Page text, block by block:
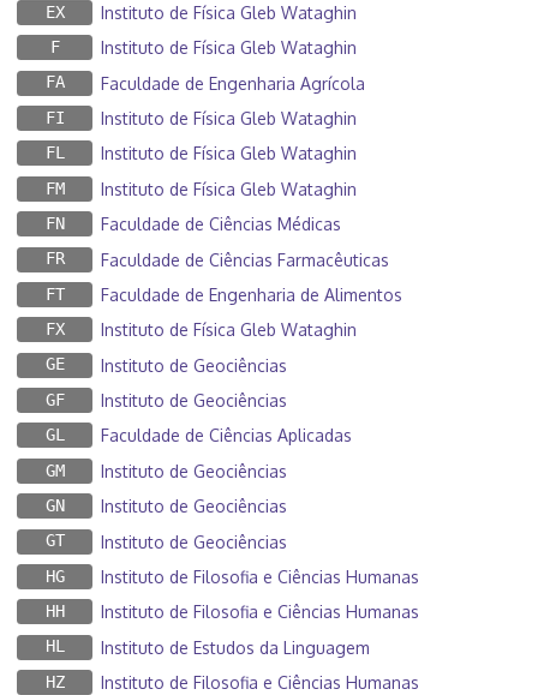
EX Instituto de Física Gleb Wataghin
F Instituto de Física Gleb Wataghin
FA Faculdade de Engenharia Agrícola
FI Instituto de Física Gleb Wataghin
FL Instituto de Física Gleb Wataghin
FM Instituto de Física Gleb Wataghin
FN Faculdade de Ciências Médicas
FR Faculdade de Ciências Farmacêuticas
FT Faculdade de Engenharia de Alimentos
FX Instituto de Física Gleb Wataghin
GE Instituto de Geociências
GF Instituto de Geociências
GL Faculdade de Ciências Aplicadas
GM Instituto de Geociências
GN Instituto de Geociências
GT Instituto de Geociências
HG Instituto de Filosofia e Ciências Humanas
HH Instituto de Filosofia e Ciências Humanas
HL Instituto de Estudos da Linguagem
HZ Instituto de Filosofia e Ciências Humanas